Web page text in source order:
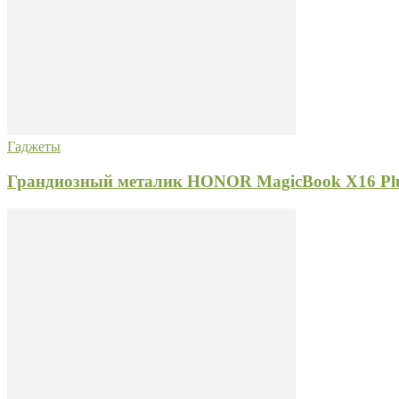
Гаджеты
Грандиозный металик HONOR MagicBook X16